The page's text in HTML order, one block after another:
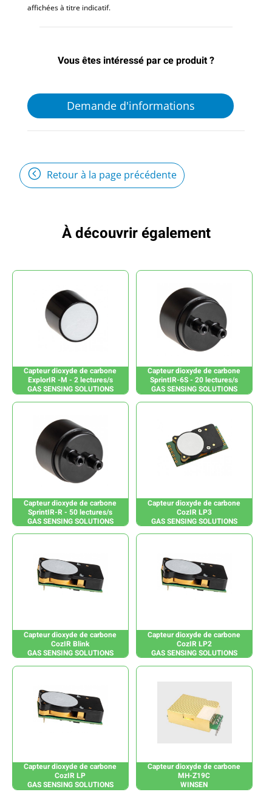
affichées à titre indicatif.
Vous êtes intéressé par ce produit ?
Demande d'informations
Retour à la page précédente
À découvrir également
Capteur dioxyde de carbone
ExplorIR -M - 2 lectures/s
GAS SENSING SOLUTIONS
Capteur dioxyde de carbone
SprintIR-6S - 20 lectures/s
GAS SENSING SOLUTIONS
Capteur dioxyde de carbone
SprintIR-R - 50 lectures/s
GAS SENSING SOLUTIONS
Capteur dioxyde de carbone
CozIR LP3
GAS SENSING SOLUTIONS
Capteur dioxyde de carbone
CozIR Blink
GAS SENSING SOLUTIONS
Capteur dioxyde de carbone
CozIR LP2
GAS SENSING SOLUTIONS
Capteur dioxyde de carbone
CozIR LP
GAS SENSING SOLUTIONS
Capteur dioxyde de carbone
MH-Z19C
WINSEN